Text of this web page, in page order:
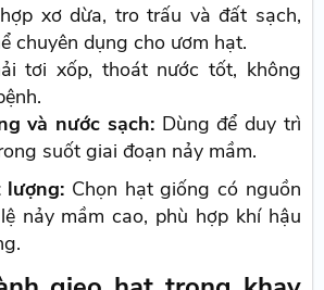
xơ dừa, tro trấu và đất sạch,
chuyên dụng cho ươm hạt.
tơi xốp, thoát nước tốt, không
và nước sạch: Dùng để duy trì
suốt giai đoạn nảy mầm.
Chọn hạt giống có nguồn
nảy mầm cao, phù hợp khí hậu